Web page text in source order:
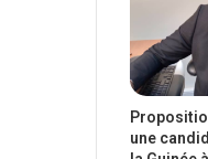
une